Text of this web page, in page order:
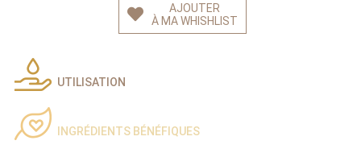
AJOUTER
À MA WHISHLIST
UTILISATION
INGRÉDIENTS BÉNÉFIQUES